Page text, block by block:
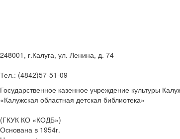
248001, г.Калуга, ул. Ленина, д. 74
Тел.: (4842)57-51-09
Государственное казенное учреждение культуры
«Калужская областная детская библиотека»
(ГКУК КО «КОДБ»)
Основана в 1954г.